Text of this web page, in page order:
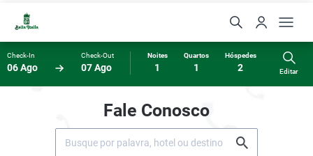
Check-In
06 Ago
Check-Out
07 Ago
Noites
1
Quartos
1
Hóspedes
2 Editar
Fale Conosco